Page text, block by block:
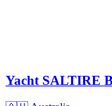
Yacht SALTIRE